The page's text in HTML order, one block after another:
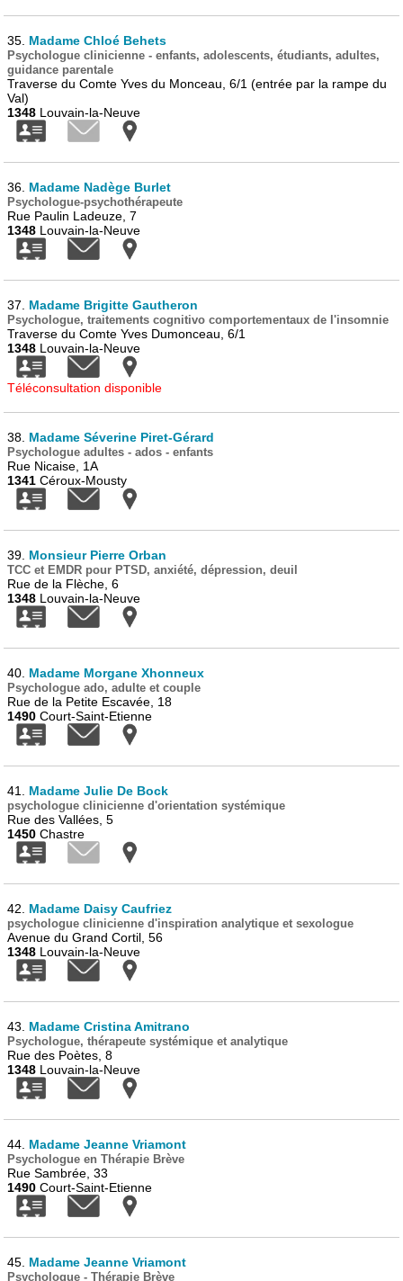
35. Madame Chloé Behets
Psychologue clinicienne - enfants, adolescents, étudiants, adultes,
guidance parentale
Traverse du Comte Yves du Monceau, 6/1 (entrée par la rampe du
Val)
1348 Louvain-la-Neuve
36. Madame Nadège Burlet
Psychologue-psychothérapeute
Rue Paulin Ladeuze, 7
1348 Louvain-la-Neuve
37. Madame Brigitte Gautheron
Psychologue, traitements cognitivo comportementaux de l'insomnie
Traverse du Comte Yves Dumonceau, 6/1
1348 Louvain-la-Neuve
Téléconsultation disponible
38. Madame Séverine Piret-Gérard
Psychologue adultes - ados - enfants
Rue Nicaise, 1A
1341 Céroux-Mousty
39. Monsieur Pierre Orban
TCC et EMDR pour PTSD, anxiété, dépression, deuil
Rue de la Flèche, 6
1348 Louvain-la-Neuve
40. Madame Morgane Xhonneux
Psychologue ado, adulte et couple
Rue de la Petite Escavée, 18
1490 Court-Saint-Etienne
41. Madame Julie De Bock
psychologue clinicienne d'orientation systémique
Rue des Vallées, 5
1450 Chastre
42. Madame Daisy Caufriez
psychologue clinicienne d'inspiration analytique et sexologue
Avenue du Grand Cortil, 56
1348 Louvain-la-Neuve
43. Madame Cristina Amitrano
Psychologue, thérapeute systémique et analytique
Rue des Poètes, 8
1348 Louvain-la-Neuve
44. Madame Jeanne Vriamont
Psychologue en Thérapie Brève
Rue Sambrée, 33
1490 Court-Saint-Etienne
45. Madame Jeanne Vriamont
Psychologue - Thérapie Brève